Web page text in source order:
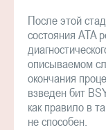
После этой
состояния ATA
описываемом
окончания
взведен бит
как правило в
не способен.